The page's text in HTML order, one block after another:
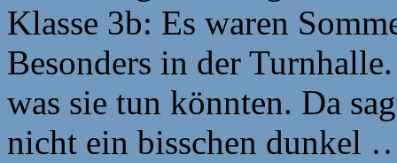
Klasse 3b: Es waren
Besonders in der
was sie tun könnten. Da
nicht ein bisschen dunkel